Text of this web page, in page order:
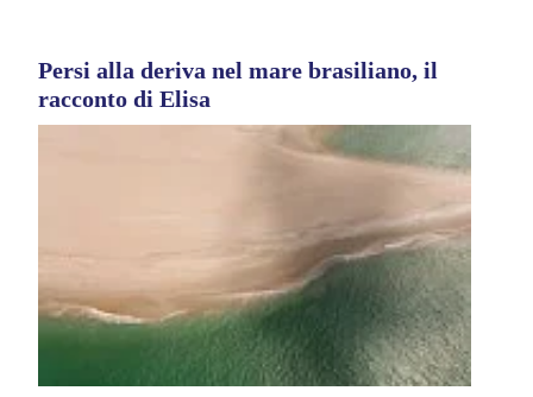
Persi alla deriva nel mare brasiliano, il
racconto di Elisa